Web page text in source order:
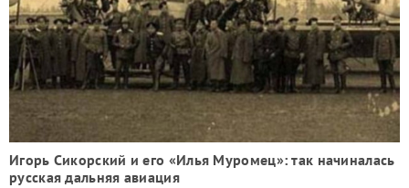
Игорь Сикорский и его «Илья Муромец»: так начиналась
русская дальняя авиация